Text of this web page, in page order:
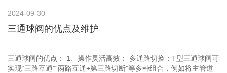
2024-09-30
三通球阀的优点及维护
三通球阀的优点： 1、操作灵活高效： 多通路切换：T型三通球阀可
实现“三路互通”“两路互通+第三路切断”等多种组合，例如将主管道